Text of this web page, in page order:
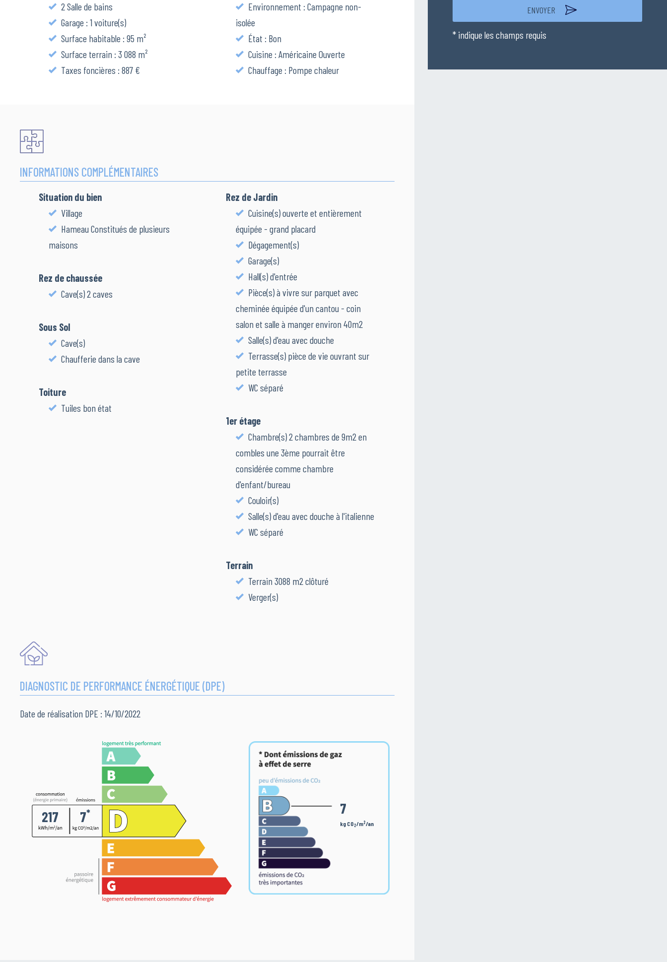
2 Salle de bains
Garage : 1 voiture(s)
Surface habitable : 95 m²
Surface terrain : 3 088 m²
Taxes foncières : 887 €
Environnement : Campagne non-
isolée
État : Bon
Cuisine : Américaine Ouverte
Chauffage : Pompe chaleur
INFORMATIONS COMPLÉMENTAIRES
Situation du bien
Village
Hameau Constitués de plusieurs
maisons
Rez de chaussée
Cave(s) 2 caves
Sous Sol
Cave(s)
Chaufferie dans la cave
Toiture
Tuiles bon état
Rez de Jardin
Cuisine(s) ouverte et entièrement
équipée - grand placard
Dégagement(s)
Garage(s)
Hall(s) d'entrée
Pièce(s) à vivre sur parquet avec
cheminée équipée d'un cantou - coin
salon et salle à manger environ 40m2
Salle(s) d'eau avec douche
Terrasse(s) pièce de vie ouvrant sur
petite terrasse
WC séparé
1er étage
Chambre(s) 2 chambres de 9m2 en
combles une 3ème pourrait être
considérée comme chambre
d'enfant/bureau
Couloir(s)
Salle(s) d'eau avec douche à l'italienne
WC séparé
Terrain
Terrain 3088 m2 clôturé
Verger(s)
DIAGNOSTIC DE PERFORMANCE ÉNERGÉTIQUE (DPE)
Date de réalisation DPE : 14/10/2022
217 7* 7
kg CO2/m2/an
* indique les champs requis